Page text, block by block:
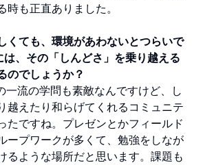
も正直ありました。
くても、環境があわないとつらいで
、その「しんどさ」を乗り越える
のでしょうか？
一流の学問も素敵なんですけど、し
越えたり和らげてくれるコミュニテ
たですね。プレゼンとかフィールド
ープワークが多くて、勉強をしなが
るような場所だと思います。課題も